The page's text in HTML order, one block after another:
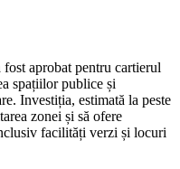
aprobat pentru cartierul
spațiilor publice și
Investiția, estimată la peste
zonei și să ofere
facilități verzi și locuri